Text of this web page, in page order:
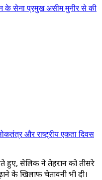
के सेना प्रमुख असीम मुनीर से की
और राष्ट्रीय एकता दिवस
हुए, सेलिक ने तेहरान को तीसरे
के खिलाफ चेतावनी भी दी।